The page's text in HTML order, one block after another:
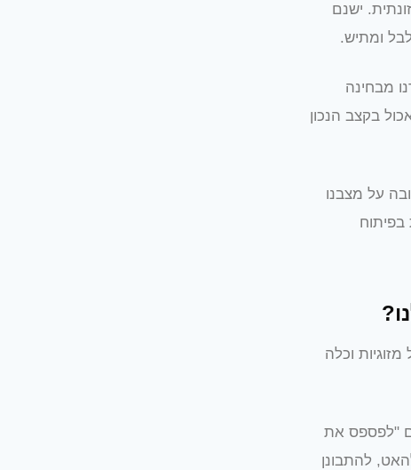
ישנם
ומתיש.
מבחינה
בקצב הנכון
על מצבנו
בפיתוח
וכלה
"לפספס את
להתבונן